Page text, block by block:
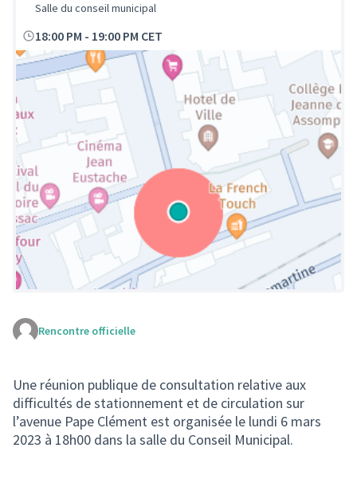
Salle du conseil municipal
18:00 PM - 19:00 PM CET
(Lien externe)
Rencontre officielle
Une réunion publique de consultation relative aux
difficultés de stationnement et de circulation sur
l’avenue Pape Clément est organisée le lundi 6 mars
2023 à 18h00 dans la salle du Conseil Municipal.